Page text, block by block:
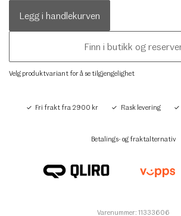
Legg i handlekurven
Finn i butikk og
Velg produktvariant for å se tilgjengelighet
Fri frakt fra 2900 kr Rask levering
Betalings- og fraktalternativ
Varenummer: 11333606